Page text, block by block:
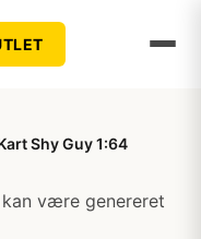
Shy Guy 1:64
være genereret